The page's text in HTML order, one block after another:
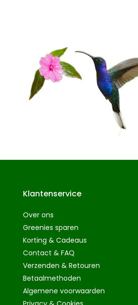
Klantenservice
Over ons
Greenies sparen
Korting & Cadeaus
Contact & FAQ
Verzenden & Retouren
Betaalmethoden
Algemene voorwaarden